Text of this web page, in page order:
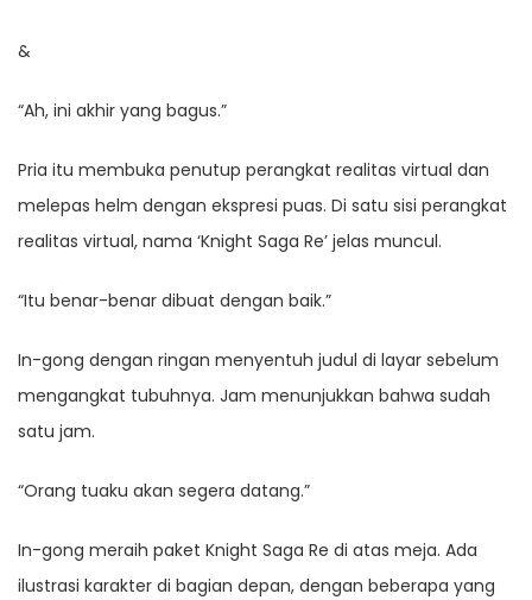
&
“Ah, ini akhir yang bagus.”
Pria itu membuka penutup perangkat realitas virtual dan
melepas helm dengan ekspresi puas. Di satu sisi perangkat
realitas virtual, nama ‘Knight Saga Re’ jelas muncul.
“Itu benar-benar dibuat dengan baik.”
In-gong dengan ringan menyentuh judul di layar sebelum
mengangkat tubuhnya. Jam menunjukkan bahwa sudah
satu jam.
“Orang tuaku akan segera datang.”
In-gong meraih paket Knight Saga Re di atas meja. Ada
ilustrasi karakter di bagian depan, dengan beberapa yang